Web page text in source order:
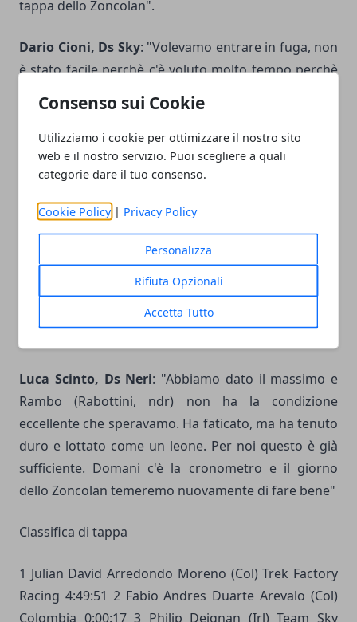
Consenso sui Cookie
Utilizziamo i cookie per ottimizzare il nostro sito
web e il nostro servizio. Puoi scegliere a quali
categorie dare il tuo consenso.
Cookie Policy | Privacy Policy
Personalizza
Rifiuta Opzionali
Accetta Tutto
tappa dello Zoncolan".
Dario Cioni, Ds Sky: "Volevamo entrare in fuga, non
è stato facile perchè c'è voluto molto tempo perchè
primo gruppo, poi è rientrato anche Deignan
insieme ad altri due uomini. Cataldo era stato molto
attivo fin dall'inizio, era un'ottima cosa avere due
uomini molto adatti a questo terreno in una fuga di
14. La salita non era una delle più dure del Giro, ma
era molto lunga e i corridori non sono più così
freschi dopo tre settimane. Dario forse ha pagato
per tutto il lavoro fatto in precedenza. Deignan è
stato in corsa per la vittoria fino agli ultimi 2 o 3 km,
poi Arredondo ha dimostrato di avere qualcosa in
Luca Scinto, Ds Neri: "Abbiamo dato il massimo e
Rambo (Rabottini, ndr) non ha la condizione
eccellente che speravamo. Ha faticato, ma ha tenuto
duro e lottato come un leone. Per noi questo è già
sufficiente. Domani c'è la cronometro e il giorno
dello Zoncolan temeremo nuovamente di fare bene"
Classifica di tappa
1 Julian David Arredondo Moreno (Col) Trek Factory
Racing 4:49:51 2 Fabio Andres Duarte Arevalo (Col)
Colombia 0:00:17 3 Philip Deignan (Irl) Team Sky